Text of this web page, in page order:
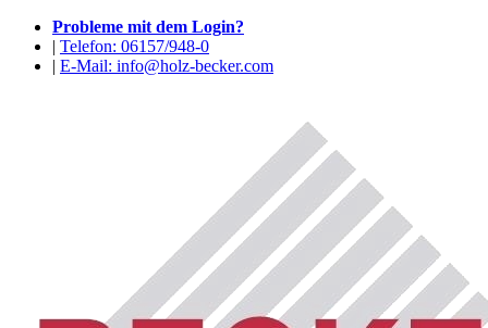
Probleme mit dem Login?
| Telefon: 06157/948-0
| E-Mail: info@holz-becker.com